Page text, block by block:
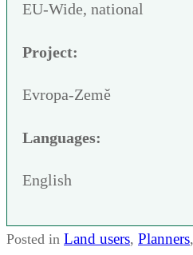
EU-Wide, national
Project:
Evropa-Země
Languages:
English
Posted in Land users, Planners,